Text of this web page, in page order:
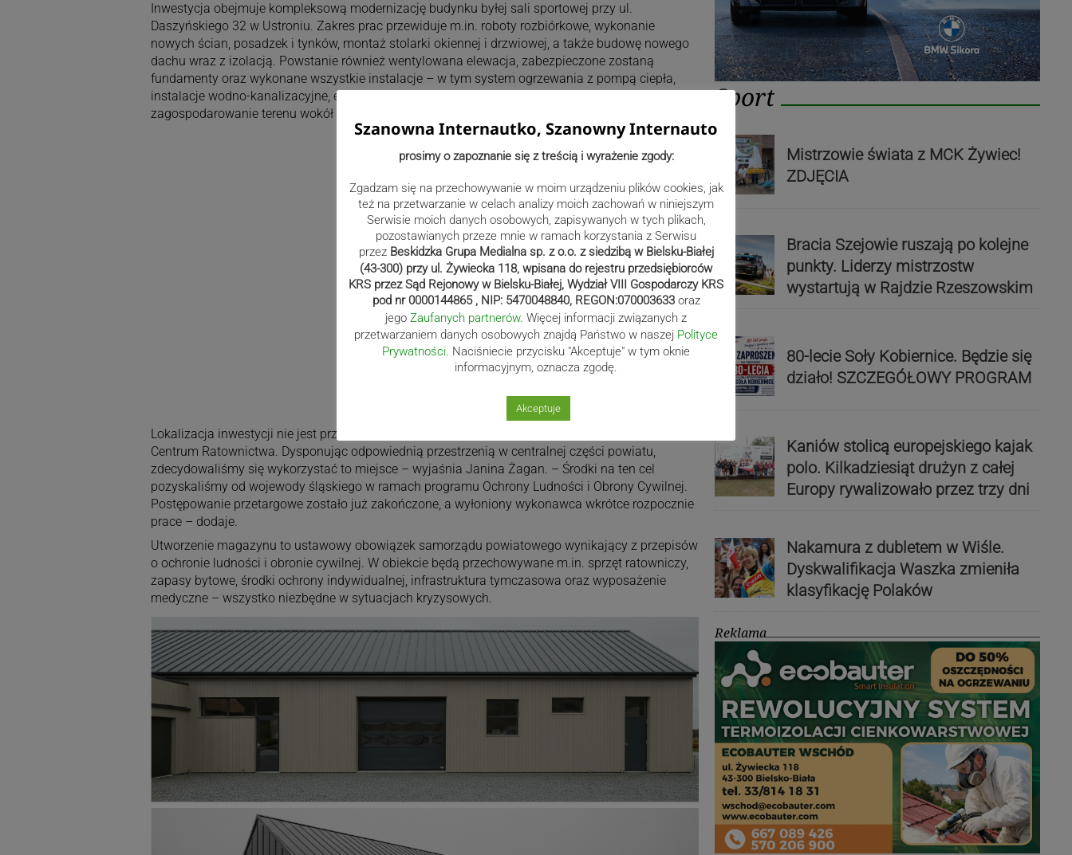
Inwestycja obejmuje kompleksową modernizację budynku byłej sali sportowej przy ul.
Daszyńskiego 32 w Ustroniu. Zakres prac przewiduje m.in. roboty rozbiórkowe, wykonanie
nowych ścian, posadzek i tynków, montaż stolarki okiennej i drzwiowej, a także budowę nowego
dachu wraz z izolacją. Powstanie również wentylowana elewacja, zabezpieczone zostaną
fundamenty oraz wykonane wszystkie instalacje – w tym system ogrzewania z pompą ciepła,
instalacje wodno-kanalizacyjne, elektryczne i teletechniczne. Projekt obejmuje także
zagospodarowanie terenu wokół obiektu.
Lokalizacja inwestycji nie jest przypadkowa. – Przez lata w Ustroniu funkcjonowało Powiatowe
Centrum Ratownictwa. Dysponując odpowiednią przestrzenią w centralnej części powiatu,
zdecydowaliśmy się wykorzystać to miejsce – wyjaśnia Janina Żagan. – Środki na ten cel
pozyskaliśmy od wojewody śląskiego w ramach programu Ochrony Ludności i Obrony Cywilnej.
Postępowanie przetargowe zostało już zakończone, a wyłoniony wykonawca wkrótce rozpocznie
prace – dodaje.
Utworzenie magazynu to ustawowy obowiązek samorządu powiatowego wynikający z przepisów
o ochronie ludności i obronie cywilnej. W obiekcie będą przechowywane m.in. sprzęt ratowniczy,
zapasy bytowe, środki ochrony indywidualnej, infrastruktura tymczasowa oraz wyposażenie
medyczne – wszystko niezbędne w sytuacjach kryzysowych.
Sport
Mistrzowie świata z MCK Żywiec!
ZDJĘCIA
Bracia Szejowie ruszają po kolejne
punkty. Liderzy mistrzostw
wystartują w Rajdzie Rzeszowskim
80-lecie Soły Kobiernice. Będzie się
działo! SZCZEGÓŁOWY PROGRAM
Kaniów stolicą europejskiego kajak
polo. Kilkadziesiąt drużyn z całej
Europy rywalizowało przez trzy dni
Nakamura z dubletem w Wiśle.
Dyskwalifikacja Waszka zmieniła
klasyfikację Polaków
Reklama
Szanowna Internautko, Szanowny Internauto
prosimy o zapoznanie się z treścią i wyrażenie zgody:
Zgadzam się na przechowywanie w moim urządzeniu plików cookies, jak
też na przetwarzanie w celach analizy moich zachowań w niniejszym
Serwisie moich danych osobowych, zapisywanych w tych plikach,
pozostawianych przeze mnie w ramach korzystania z Serwisu
przez Beskidzka Grupa Medialna sp. z o.o. z siedzibą w Bielsku-Białej
(43-300) przy ul. Żywiecka 118, wpisana do rejestru przedsiębiorców
KRS przez Sąd Rejonowy w Bielsku-Białej, Wydział VIII Gospodarczy KRS
pod nr 0000144865 , NIP: 5470048840, REGON:070003633 oraz
jego Zaufanych partnerów. Więcej informacji związanych z
przetwarzaniem danych osobowych znajdą Państwo w naszej Polityce
Prywatności . Naciśniecie przycisku "Akceptuje" w tym oknie
informacyjnym, oznacza zgodę.
Akceptuje